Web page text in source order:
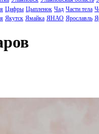
Цифры Цыпленок Чад Части тела
Якутск Ямайка ЯНАО Ярославль